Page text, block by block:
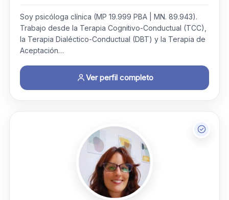
Soy psicóloga clínica (MP 19.999 PBA | MN. 89.943).
Trabajo desde la Terapia Cognitivo-Conductual (TCC),
la Terapia Dialéctico-Conductual (DBT) y la Terapia de
Aceptación…
Ver perfil completo